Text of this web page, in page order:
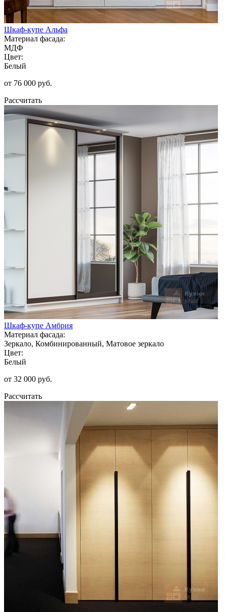
Шкаф-купе Альфа
Материал фасада:
МДФ
Цвет:
Белый
от 76 000 руб.
Рассчитать
Шкаф-купе Амбрия
Материал фасада:
Зеркало, Комбинированный, Матовое зеркало
Цвет:
Белый
от 32 000 руб.
Рассчитать